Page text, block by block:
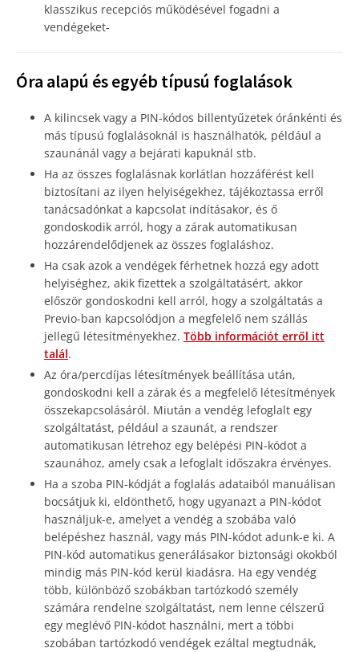
klasszikus recepciós működésével fogadni a
vendégeket-
Óra alapú és egyéb típusú foglalások
A kilincsek vagy a PIN-kódos billentyűzetek óránkénti és
más típusú foglalásoknál is használhatók, például a
szaunánál vagy a bejárati kapuknál stb.
Ha az összes foglalásnak korlátlan hozzáférést kell
biztosítani az ilyen helyiségekhez, tájékoztassa erről
tanácsadónkat a kapcsolat indításakor, és ő
gondoskodik arról, hogy a zárak automatikusan
hozzárendelődjenek az összes foglaláshoz.
Ha csak azok a vendégek férhetnek hozzá egy adott
helyiséghez, akik fizettek a szolgáltatásért, akkor
először gondoskodni kell arról, hogy a szolgáltatás a
Previo-ban kapcsolódjon a megfelelő nem szállás
jellegű létesítményekhez. Több információt erről itt
talál.
Az óra/percdíjas létesítmények beállítása után,
gondoskodni kell a zárak és a megfelelő létesítmények
összekapcsolásáról. Miután a vendég lefoglalt egy
szolgáltatást, például a szaunát, a rendszer
automatikusan létrehoz egy belépési PIN-kódot a
szaunához, amely csak a lefoglalt időszakra érvényes.
Ha a szoba PIN-kódját a foglalás adataiból manuálisan
bocsátjuk ki, eldönthető, hogy ugyanazt a PIN-kódot
használjuk-e, amelyet a vendég a szobába való
belépéshez használ, vagy más PIN-kódot adunk-e ki. A
PIN-kód automatikus generálásakor biztonsági okokból
mindig más PIN-kód kerül kiadásra. Ha egy vendég
több, különböző szobákban tartózkodó személy
számára rendelne szolgáltatást, nem lenne célszerű
egy meglévő PIN-kódot használni, mert a többi
szobában tartózkodó vendégek ezáltal megtudnák,